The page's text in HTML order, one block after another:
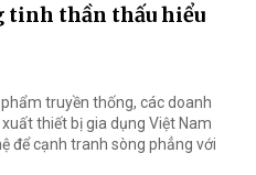
tinh thần thấu hiểu
truyền thống, các doanh
thiết bị gia dụng Việt Nam
để cạnh tranh sòng phẳng với